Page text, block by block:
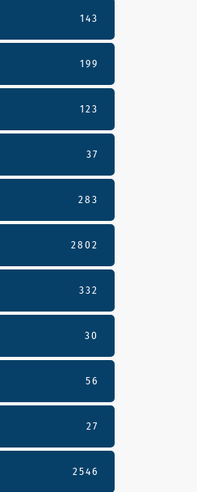
143
199
123
37
283
2802
332
30
56
27
2546